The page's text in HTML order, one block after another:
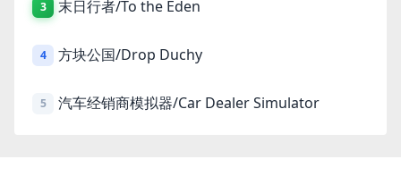
3 末日行者/To the Eden
4 方块公国/Drop Duchy
5 汽车经销商模拟器/Car Dealer Simulator